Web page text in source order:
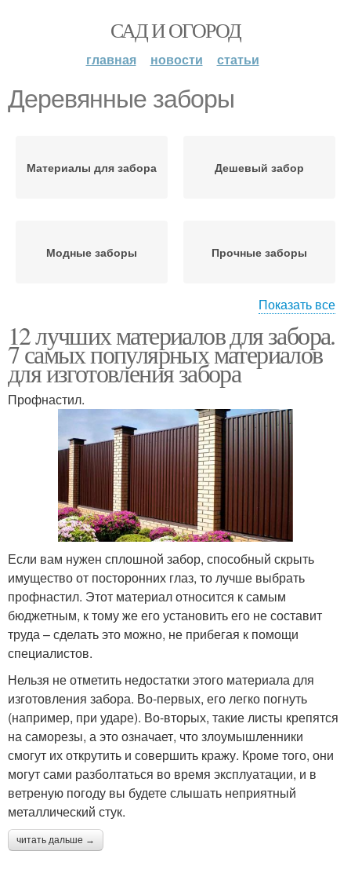
САД И ОГОРОД
главная новости статьи
Деревянные заборы
Материалы для забора Дешевый забор
Модные заборы Прочные заборы
Дешевой забор Бесплатный забор
Забор для дачи Забор из профнастила
Профнастил для забора Красивый забор
Недорогой забор Забор из рабицы
Бюджетный забор Забор на даче
Бюджетные заборы
Комбинированный
забор
Забор из дерева
Показать все
12 лучших материалов для забора.
7 самых популярных материалов
для изготовления забора
Профнастил.
Если вам нужен сплошной забор, способный скрыть
имущество от посторонних глаз, то лучше выбрать
профнастил. Этот материал относится к самым
бюджетным, к тому же его установить его не составит
труда – сделать это можно, не прибегая к помощи
специалистов.
Нельзя не отметить недостатки этого материала для
изготовления забора. Во-первых, его легко погнуть
(например, при ударе). Во-вторых, такие листы крепятся
на саморезы, а это означает, что злоумышленники
смогут их открутить и совершить кражу. Кроме того, они
могут сами разболтаться во время эксплуатации, и в
ветреную погоду вы будете слышать неприятный
металлический стук.
читать дальше →